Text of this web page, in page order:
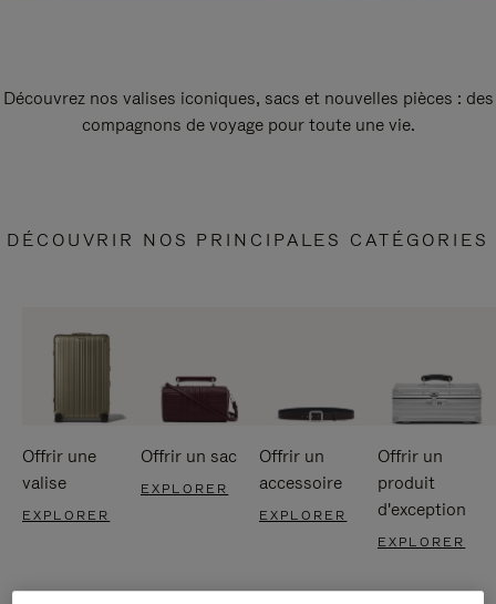
Découvrez nos valises iconiques, sacs et nouvelles pièces : des
compagnons de voyage pour toute une vie.
DÉCOUVRIR NOS PRINCIPALES CATÉGORIES
Offrir une
valise
EXPLORER
Offrir un sac
EXPLORER
Offrir un
accessoire
EXPLORER
Offrir un
produit
d'exception
EXPLORER